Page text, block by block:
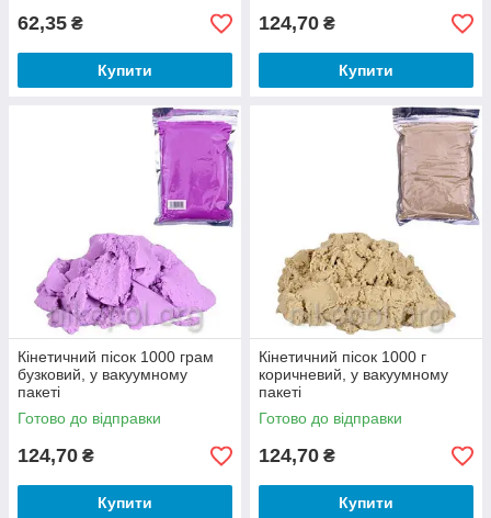
62,35 ₴
Купити
124,70 ₴
Купити
Кінетичний пісок 1000 грам
бузковий, у вакуумному
пакеті
Готово до відправки
124,70 ₴
Купити
Кінетичний пісок 1000 г
коричневий, у вакуумному
пакеті
Готово до відправки
124,70 ₴
Купити